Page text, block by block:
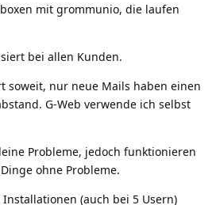
mit grommunio, die laufen
bei allen Kunden.
soweit, nur neue Mails haben einen
G-Web verwende ich selbst
Probleme, jedoch funktionieren
ohne Probleme.
(auch bei 5 Usern)